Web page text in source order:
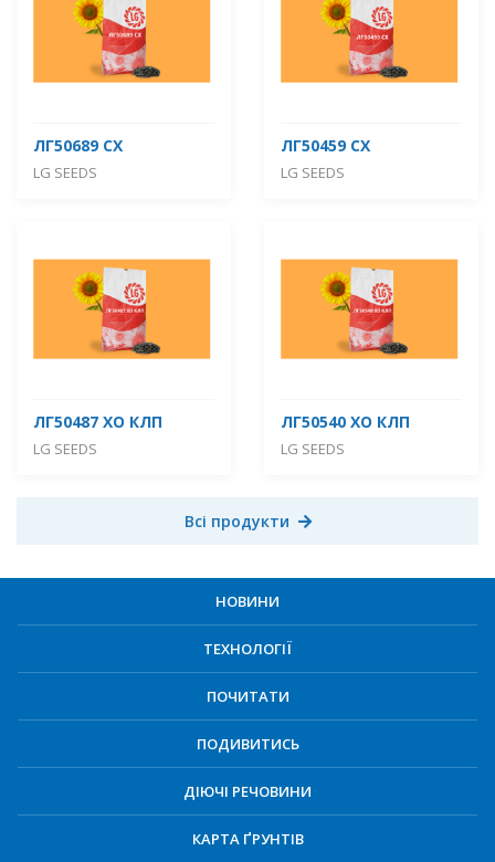
ЛГ50689 СХ
LG SEEDS
ЛГ50459 СХ
LG SEEDS
ЛГ50487 ХО КЛП
LG SEEDS
ЛГ50540 ХО КЛП
LG SEEDS
Всі продукти
НОВИНИ
ТЕХНОЛОГІЇ
ПОЧИТАТИ
ПОДИВИТИСЬ
ДІЮЧІ РЕЧОВИНИ
КАРТА ҐРУНТІВ